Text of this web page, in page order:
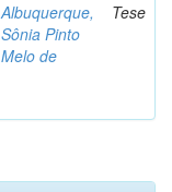
Albuquerque,
Sônia Pinto
Melo de
Tese